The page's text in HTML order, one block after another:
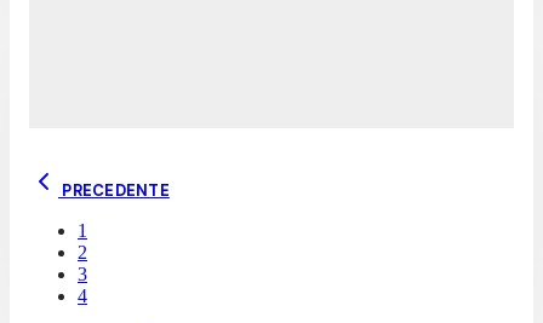
PRECEDENTE
1
2
3
4